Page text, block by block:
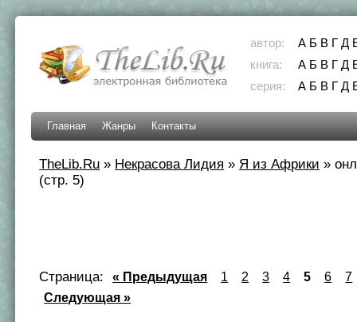
автор: А Б В Г Д
книга:
А Б В Г Д
серия:
А Б В Г Д
Главная Жанры Контакты
TheLib.Ru » Некрасова Лидия » Я из Африки »
(стр. 5)
Страница: « Предыдущая 1 2 3 4 5 6
7
Следующая »